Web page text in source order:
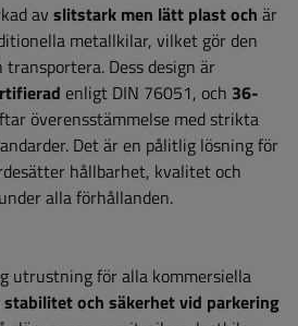
av slitstark men lätt plast och är
metallkilar, vilket gör den
Dess design är
enligt DIN 76051, och 36-
överensstämmelse med strikta
Det är en pålitlig lösning för
hållbarhet, kvalitet och
alla förhållanden.
utrustning för alla kommersiella
och säkerhet vid parkering